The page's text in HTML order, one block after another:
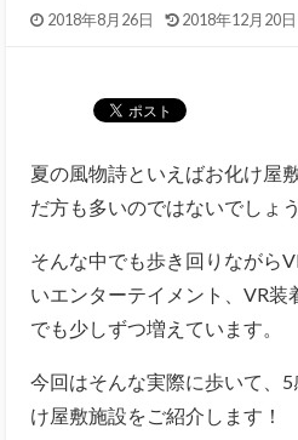
2018年8月26日 2018年12月20日
夏の風物詩といえばお化け屋
だ方も多いのではないでしょう
そんな中でも歩き回りながら
いエンターテイメント、VR装
でも少しずつ増えています。
今回はそんな実際に歩いて、
け屋敷施設をご紹介します！